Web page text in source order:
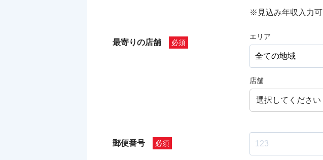
※見込み年収入力可
最寄りの店舗
エリア
店舗
選択してください
郵便番号